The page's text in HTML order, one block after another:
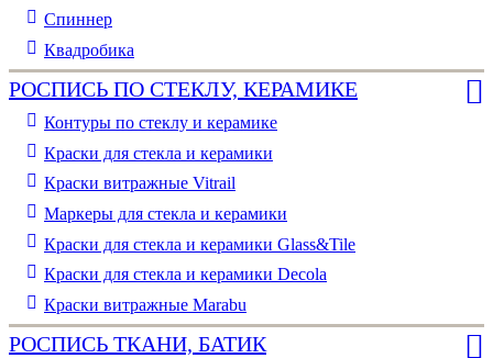
Спиннер
Квадробика
РОСПИСЬ ПО СТЕКЛУ, КЕРАМИКЕ
Контуры по стеклу и керамике
Краски для стекла и керамики
Краски витражные Vitrail
Маркеры для стекла и керамики
Краски для стекла и керамики Glass&Tile
Краски для стекла и керамики Decola
Краски витражные Marabu
РОСПИСЬ ТКАНИ, БАТИК